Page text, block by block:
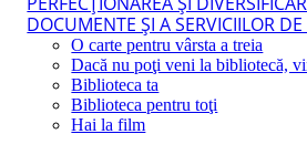
DOCUMENTE ŞI A SERVICIILOR
O carte pentru vârsta a treia
Dacă nu poţi veni la bibliotecă,
Biblioteca ta
Biblioteca pentru toţi
Hai la film